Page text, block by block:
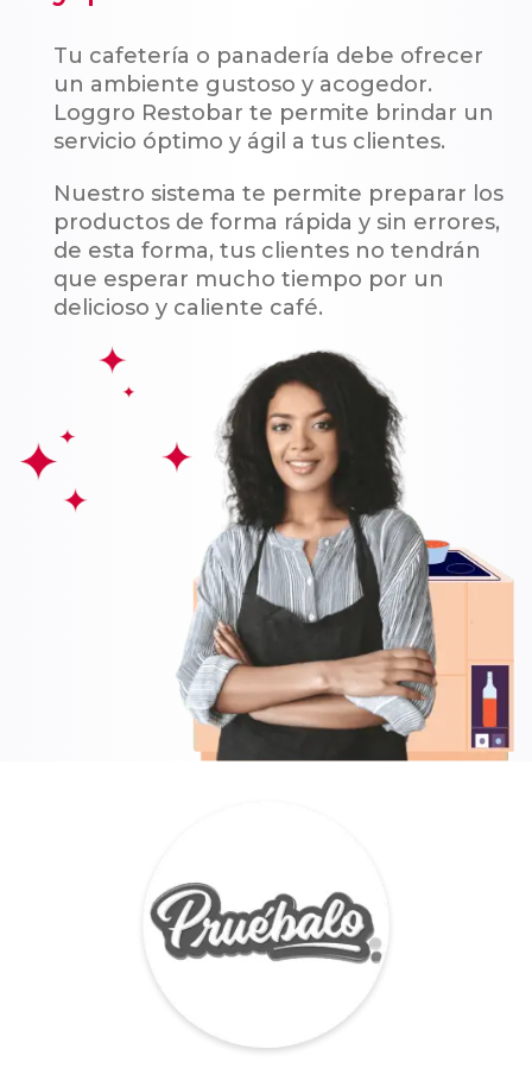
Tu cafetería o panadería debe ofrecer
un ambiente gustoso y acogedor.
Loggro Restobar te permite brindar un
servicio óptimo y ágil a tus clientes.
Nuestro sistema te permite preparar los
productos de forma rápida y sin errores,
de esta forma, tus clientes no tendrán
que esperar mucho tiempo por un
delicioso y caliente café.